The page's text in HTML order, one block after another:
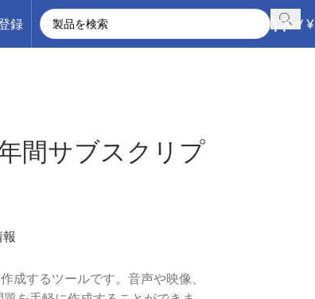
録 0 / ¥
間サブスクリプ
成するツールです。音声や映像、